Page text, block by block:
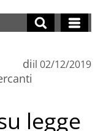
diil 02/12/2019
legge